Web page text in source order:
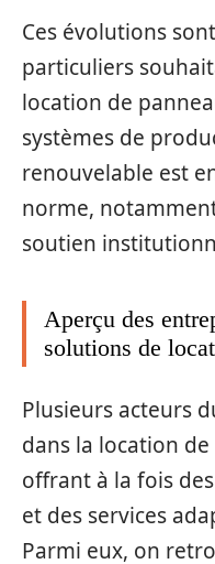
Ces évolutions
particuliers
location de
systèmes de
renouvelable est
norme,
soutien
Aperçu des
solutions de
Plusieurs acteurs
dans la location
offrant à la fois
et des services
Parmi eux, on